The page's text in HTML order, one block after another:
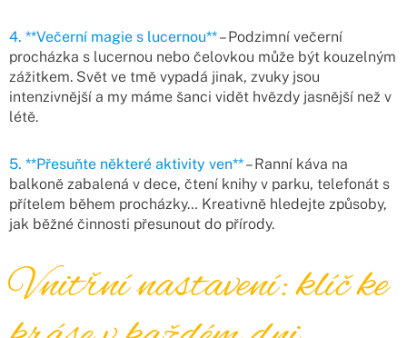
4. **Večerní magie s lucernou**– Podzimní večerní
procházka s lucernou nebo čelovkou může být kouzelným
zážitkem. Svět ve tmě vypadá jinak, zvuky jsou
intenzivnější a my máme šanci vidět hvězdy jasnější než v
létě.
5. **Přesuňte některé aktivity ven**– Ranní káva na
balkoně zabalená v dece, čtení knihy v parku, telefonát s
přítelem během procházky… Kreativně hledejte způsoby,
jak běžné činnosti přesunout do přírody.
Vnitřní nastavení: klíč ke